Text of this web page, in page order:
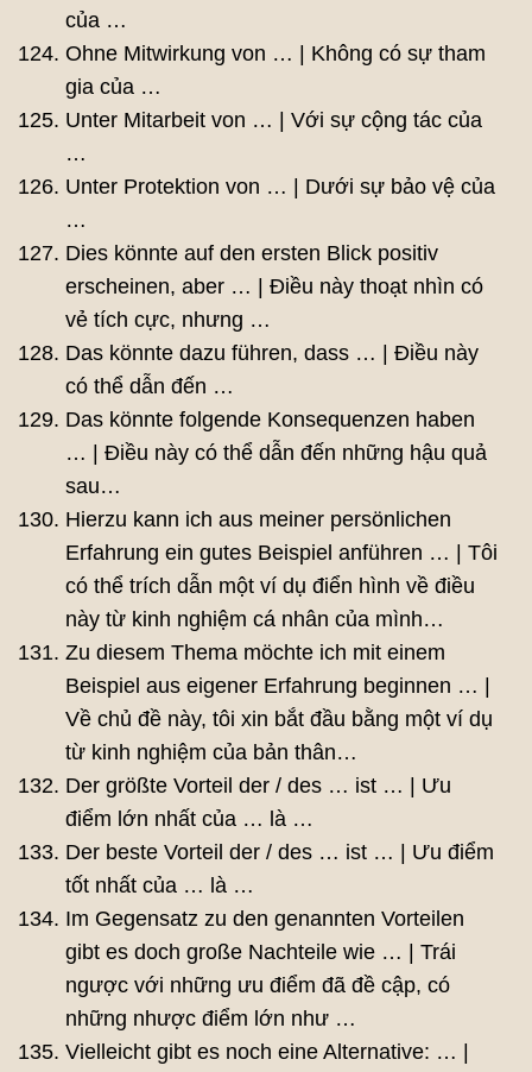
của …
Ohne Mitwirkung von … | Không có sự tham
gia của …
Unter Mitarbeit von … | Với sự cộng tác của
…
Unter Protektion von … | Dưới sự bảo vệ của
…
Dies könnte auf den ersten Blick positiv
erscheinen, aber … | Điều này thoạt nhìn có
vẻ tích cực, nhưng …
Das könnte dazu führen, dass … | Điều này
có thể dẫn đến …
Das könnte folgende Konsequenzen haben
… | Điều này có thể dẫn đến những hậu quả
sau…
Hierzu kann ich aus meiner persönlichen
Erfahrung ein gutes Beispiel anführen … | Tôi
có thể trích dẫn một ví dụ điển hình về điều
này từ kinh nghiệm cá nhân của mình…
Zu diesem Thema möchte ich mit einem
Beispiel aus eigener Erfahrung beginnen … |
Về chủ đề này, tôi xin bắt đầu bằng một ví dụ
từ kinh nghiệm của bản thân…
Der größte Vorteil der / des … ist … | Ưu
điểm lớn nhất của … là …
Der beste Vorteil der / des … ist … | Ưu điểm
tốt nhất của … là …
Im Gegensatz zu den genannten Vorteilen
gibt es doch große Nachteile wie … | Trái
ngược với những ưu điểm đã đề cập, có
những nhược điểm lớn như …
Vielleicht gibt es noch eine Alternative: … |